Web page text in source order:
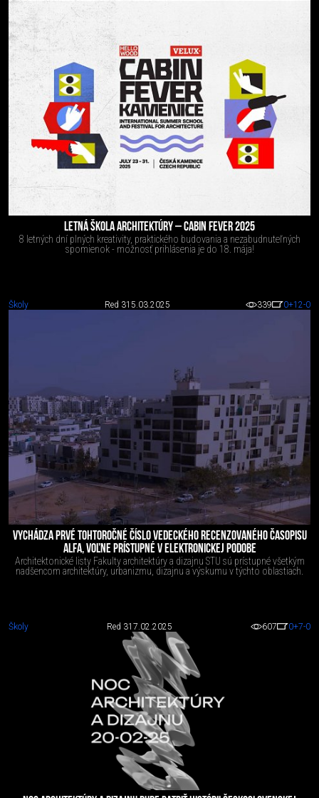
LETNÁ ŠKOLA ARCHITEKTÚRY – CABIN FEVER 2025
8 letných dní plných kreativity, praktického budovania a nezabudnuteľných
spomienok - možnosť prihlásenia je do 18. mája!
Školy Red 315.03.2025 339 0+12-0
VYCHÁDZA PRVÉ TOHTOROČNÉ ČÍSLO VEDECKÉHO RECENZOVANÉHO ČASOPISU
ALFA, VOĽNE PRÍSTUPNÉ V ELEKTRONICKEJ PODOBE
Architektonické listy Fakulty architektúry a dizajnu STU sú prístupné všetkým
nadšencom architektúry, urbanizmu, dizajnu a výskumu v týchto oblastiach.
Školy Red 317.02.2025 607 0+7-0